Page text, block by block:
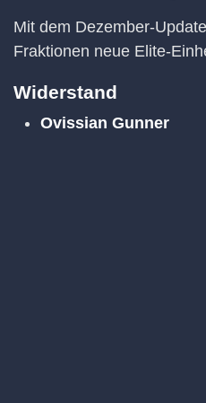
Mit dem Dezember-
Fraktionen neue Elite-
Widerstand
Ovissian Gunner